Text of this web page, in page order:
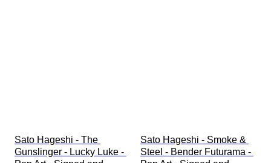
Sato Hageshi - The
Gunslinger - Lucky Luke -
Sato Hageshi - Smoke &
Steel - Bender Futurama -